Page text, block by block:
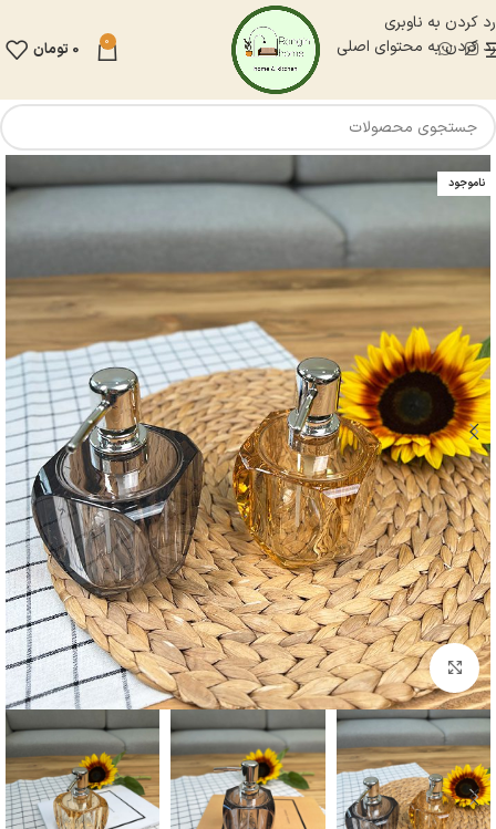
رد کردن به ناوبری
رد کردن به محتوای اصلی
0
0 تومان
ناموجود
بزرگنمایی تصویر